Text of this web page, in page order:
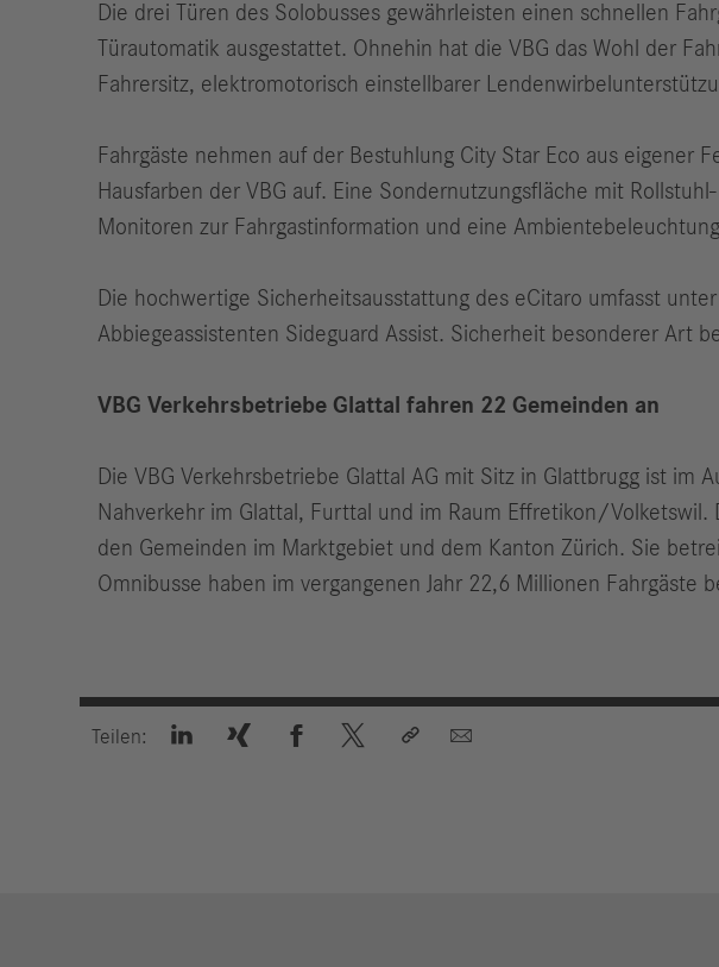
Die drei Türen des Solobusses gewährleisten einen schnellen
Türautomatik ausgestattet. Ohnehin hat die VBG das Wohl der
Fahrersitz, elektromotorisch einstellbarer
Fahrgäste nehmen auf der Bestuhlung City Star Eco aus eigener
Hausfarben der VBG auf. Eine Sondernutzungsfläche mit
Monitoren zur Fahrgastinformation und eine
Die hochwertige Sicherheitsausstattung des eCitaro umfasst
Abbiegeassistenten Sideguard Assist. Sicherheit besonderer Art
VBG Verkehrsbetriebe Glattal fahren 22 Gemeinden an
Die VBG Verkehrsbetriebe Glattal AG mit Sitz in Glattbrugg ist
Nahverkehr im Glattal, Furttal und im Raum Effretikon/
den Gemeinden im Marktgebiet und dem Kanton Zürich. Sie
Omnibusse haben im vergangenen Jahr 22,6 Millionen Fahrgäste
Teilen:      